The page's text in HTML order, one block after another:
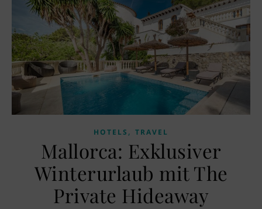
HOTELS , TRAVEL
Mallorca: Exklusiver
Winterurlaub mit The
Private Hideaway